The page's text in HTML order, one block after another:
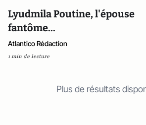
Lyudmila Poutine, l'épouse
fantôme...
Atlantico Rédaction
1 min de lecture
Plus de résultats